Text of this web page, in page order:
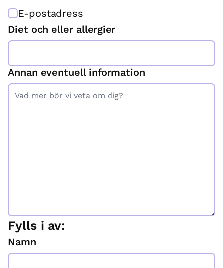
E-postadress
Diet och eller allergier
Annan eventuell information
Fylls i av:
Namn